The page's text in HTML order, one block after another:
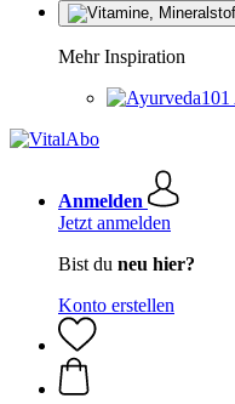
Mehr Inspiration
Anmelden
Jetzt anmelden
Bist du neu hier?
Konto erstellen